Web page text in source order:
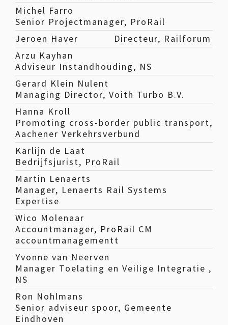
Michel Farro
Senior Projectmanager, ProRail
Jeroen Haver
Directeur, Railforum
Arzu Kayhan
Adviseur Instandhouding, NS
Gerard Klein Nulent
Managing Director, Voith Turbo B.V.
Hanna Kroll
Promoting cross-border public transport,
Aachener Verkehrsverbund
Karlijn de Laat
Bedrijfsjurist, ProRail
Martin Lenaerts
Manager, Lenaerts Rail Systems
Expertise
Wico Molenaar
Accountmanager, ProRail CM
accountmanagementt
Yvonne van Neerven
Manager Toelating en Veilige Integratie ,
NS
Ron Nohlmans
Senior adviseur spoor, Gemeente
Eindhoven